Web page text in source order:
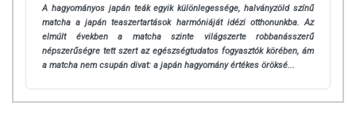
A hagyományos japán teák egyik különlegessége, halványzöld színű
matcha a japán teaszertartások harmóniáját idézi otthonunkba.Az
elmúlt években a matcha szinte világszerte robbanásszerű
népszerűségre tett szert az egészségtudatos fogyasztók körében, ám
a matcha nem csupán divat: a japán hagyomány értékes öröksé...